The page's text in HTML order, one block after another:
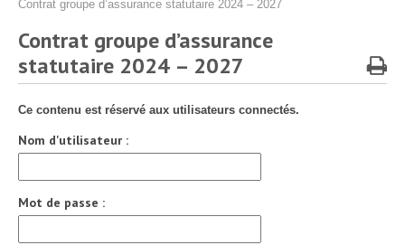
Santé Sécurité au Travail
Documentation ▼
Contrat groupe d’assurance statutaire 2024 – 2027
Contrat groupe d’assurance
statutaire 2024 – 2027
Ce contenu est réservé aux utilisateurs connectés.
Nom d'utilisateur :
Mot de passe :